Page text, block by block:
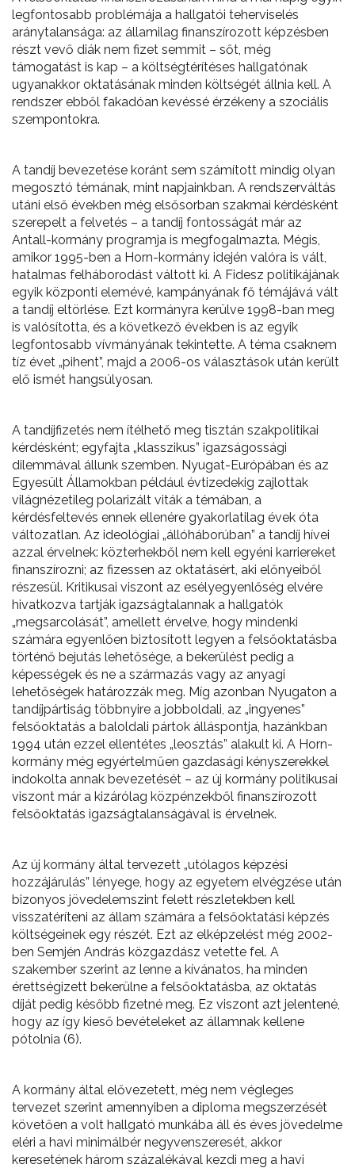
legfontosabb problémája a hallgatói teherviselés
aránytalansága: az államilag finanszírozott képzésben
részt vevő diák nem fizet semmit – sőt, még
támogatást is kap – a költségtérítéses hallgatónak
ugyanakkor oktatásának minden költségét állnia kell. A
rendszer ebből fakadóan kevéssé érzékeny a szociális
szempontokra.
A tandíj bevezetése koránt sem számított mindig olyan
megosztó témának, mint napjainkban. A rendszerváltás
utáni első években még elsősorban szakmai kérdésként
szerepelt a felvetés – a tandíj fontosságát már az
Antall-kormány programja is megfogalmazta. Mégis,
amikor 1995-ben a Horn-kormány idején valóra is vált,
hatalmas felháborodást váltott ki. A Fidesz politikájának
egyik központi elemévé, kampányának fő témájává vált
a tandíj eltörlése. Ezt kormányra kerülve 1998-ban meg
is valósította, és a következő években is az egyik
legfontosabb vívmányának tekintette. A téma csaknem
tíz évet „pihent”, majd a 2006-os választások után került
elő ismét hangsúlyosan.
A tandíjfizetés nem ítélhető meg tisztán szakpolitikai
kérdésként; egyfajta „klasszikus” igazságossági
dilemmával állunk szemben. Nyugat-Európában és az
Egyesült Államokban például évtizedekig zajlottak
világnézetileg polarizált viták a témában, a
kérdésfeltevés ennek ellenére gyakorlatilag évek óta
változatlan. Az ideológiai „állóháborúban” a tandíj hívei
azzal érvelnek: közterhekből nem kell egyéni karriereket
finanszírozni; az fizessen az oktatásért, aki előnyeiből
részesül. Kritikusai viszont az esélyegyenlőség elvére
hivatkozva tartják igazságtalannak a hallgatók
„megsarcolását”, amellett érvelve, hogy mindenki
számára egyenlően biztosított legyen a felsőoktatásba
történő bejutás lehetősége, a bekerülést pedig a
képességek és ne a származás vagy az anyagi
lehetőségek határozzák meg. Míg azonban Nyugaton a
tandíjpártiság többnyire a jobboldali, az „ingyenes”
felsőoktatás a baloldali pártok álláspontja, hazánkban
1994 után ezzel ellentétes „leosztás” alakult ki. A Horn-
kormány még egyértelműen gazdasági kényszerekkel
indokolta annak bevezetését – az új kormány politikusai
viszont már a kizárólag közpénzekből finanszírozott
felsőoktatás igazságtalanságával is érvelnek.
Az új kormány által tervezett „utólagos képzési
hozzájárulás” lényege, hogy az egyetem elvégzése után
bizonyos jövedelemszint felett részletekben kell
visszatéríteni az állam számára a felsőoktatási képzés
költségeinek egy részét. Ezt az elképzelést még 2002-
ben Semjén András közgazdász vetette fel. A
szakember szerint az lenne a kívánatos, ha minden
érettségizett bekerülne a felsőoktatásba, az oktatás
díját pedig később fizetné meg. Ez viszont azt jelentené,
hogy az így kieső bevételeket az államnak kellene
pótolnia (6).
A kormány által elővezetett, még nem végleges
tervezet szerint amennyiben a diploma megszerzését
követően a volt hallgató munkába áll és éves jövedelme
eléri a havi minimálbér negyvenszeresét, akkor
keresetének három százalékával kezdi meg a havi